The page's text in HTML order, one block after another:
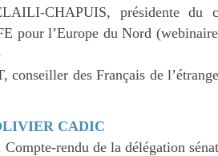
CHAPUIS, présidente du
pour l’Europe du Nord
conseiller des Français de
CADIC
rendu de la délégation